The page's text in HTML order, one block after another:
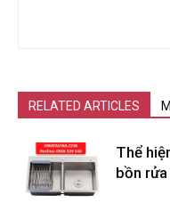
RELATED ARTICLES
Thể
bồn